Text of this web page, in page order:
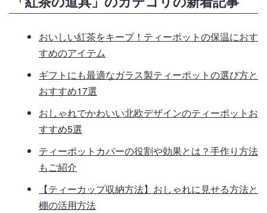
おいしい紅茶をキープ！ティーポットの保温におす
すめのアイテム
ギフトにも最適なガラス製ティーポットの選び方と
おすすめ17選
おしゃれでかわいい北欧デザインのティーポットお
すすめ5選
ティーポットカバーの役割や効果とは？手作り方法
もご紹介
【ティーカップ収納方法】おしゃれに見せる方法と
棚の活用方法